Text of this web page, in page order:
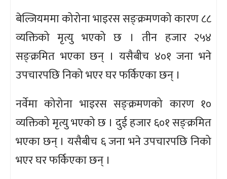
बेल्जियममा कोरोना भाइरस सङ्क्रमणको कारण ८८
व्यक्तिको मृत्यु भएको छ । तीन हजार २५४
सङ्क्रमित भएका छन् । यसैबीच ४०१ जना भने
उपचारपछि निको भएर घर फर्किएका छन् ।
नर्वेमा कोरोना भाइरस सङ्क्रमणको कारण १०
व्यक्तिको मृत्यु भएको छ । दुई हजार ६०१ सङ्क्रमित
भएका छन् । यसैबीच ६ जना भने उपचारपछि निको
भएर घर फर्किएका छन् ।